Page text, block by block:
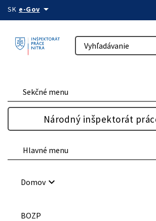
Preskočiť na obsah
SK e-Govarrow_drop_down
Sekčné menu
Národný inšpektorát
Hlavné menu
Domovkeyboard_arrow_down
BOZP